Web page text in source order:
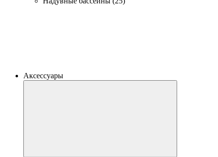
Аксессуары